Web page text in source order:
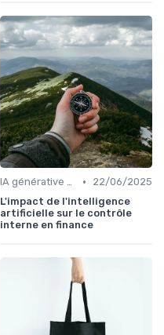
IA générative & futur du CFO •
22/06/2025
L'impact de l'intelligence
artificielle sur le contrôle
interne en finance